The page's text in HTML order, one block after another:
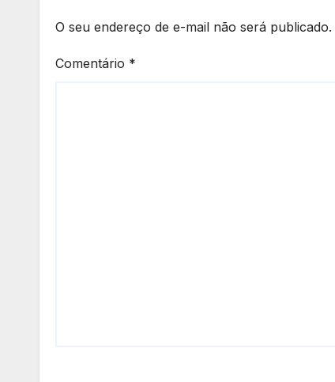
O seu endereço de e-mail não será publicado.
Comentário *